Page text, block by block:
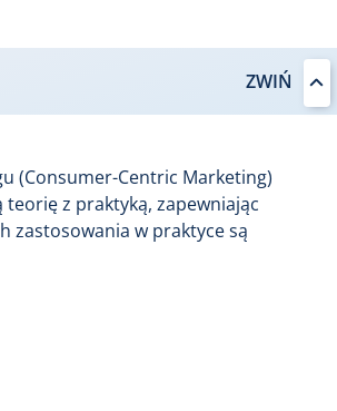
(Consumer-Centric Marketing)
teorię z praktyką, zapewniając
zastosowania w praktyce są